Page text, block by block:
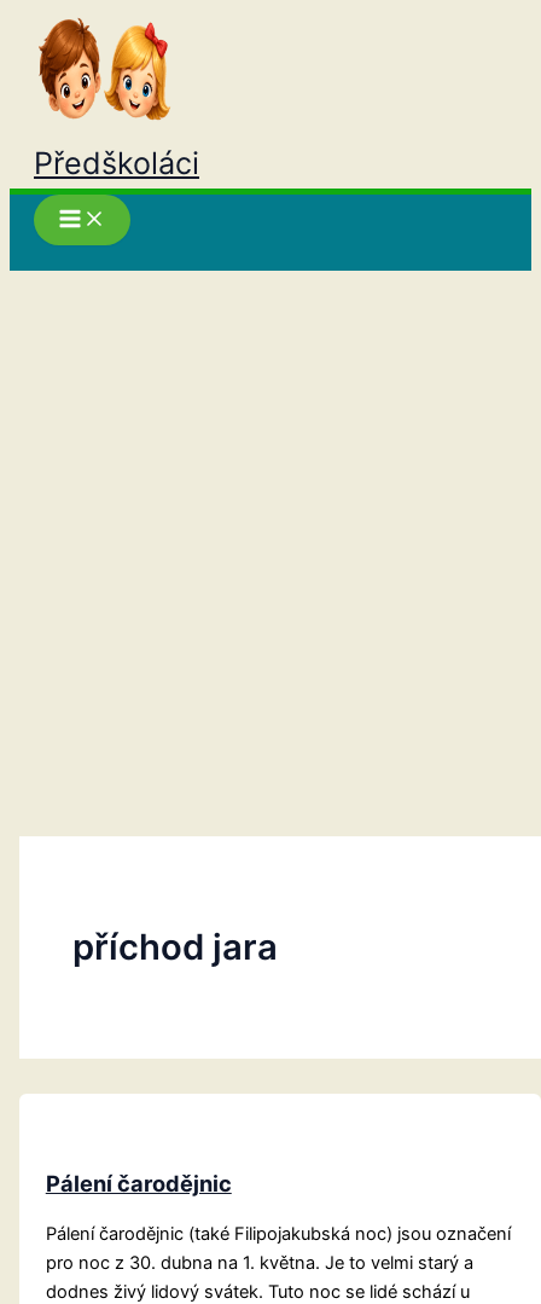
Přeskočit
obsah
Předškoláci
příchod jara
Pálení čarodějnic
Pálení čarodějnic (také Filipojakubská noc) jsou označení
pro noc z 30. dubna na 1. května. Je to velmi starý a
dodnes živý lidový svátek. Tuto noc se lidé schází u